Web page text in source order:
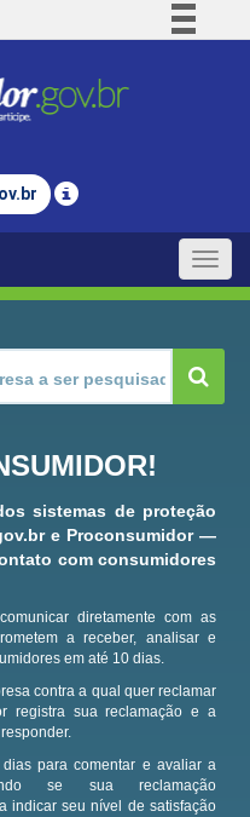
Comunica BR
Legislação
Toggle
sistemas de proteção
e Proconsumidor —
com consumidores
diretamente com as
a receber, analisar e
em até 10 dias.
contra a qual quer reclamar
registra sua reclamação e a
para comentar e avaliar a
se sua reclamação
indicar seu nível de satisfação